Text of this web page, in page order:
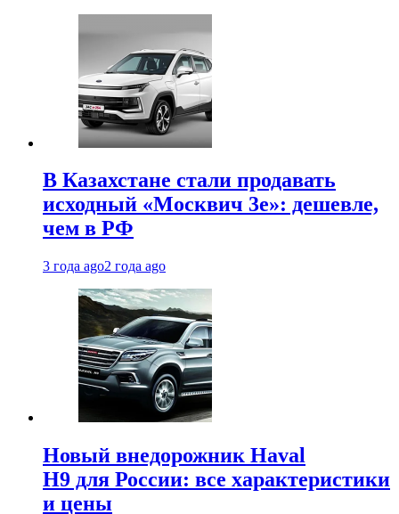
В Казахстане стали продавать
исходный «Москвич 3e»: дешевле,
чем в РФ
3 года ago2 года ago
Новый внедорожник Haval
H9 для России: все характеристики
и цены